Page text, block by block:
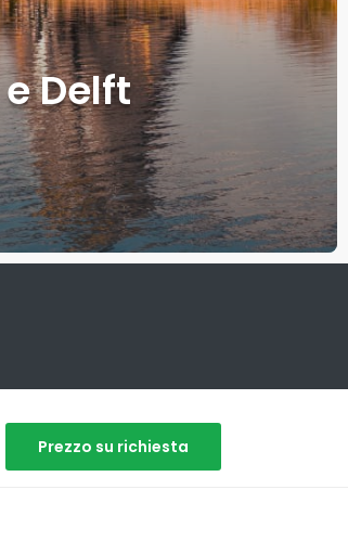
Delft
Prezzo su richiesta